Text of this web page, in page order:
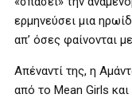
ερμηνεύσει μια
απ’ όσες φαίνονται
Απέναντί της, η
από το Mean Girls